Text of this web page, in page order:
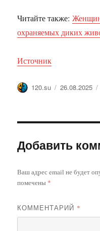
Читайте также:
охраняемых диких
Источник
Автор
120.su 26.08.2025
Добавить
Ваш адрес email не будет
помечены *
КОММЕНТАРИЙ *